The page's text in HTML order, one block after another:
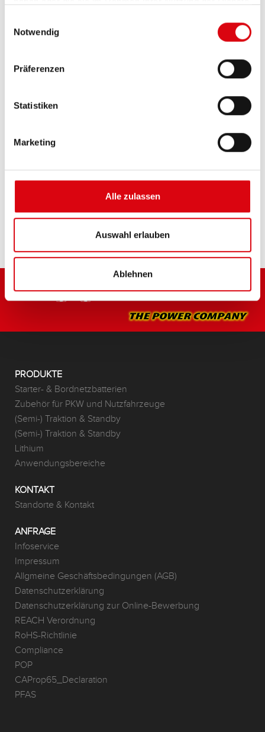
Notwendig
Präferenzen
Statistiken
Marketing
Alle zulassen
Auswahl erlauben
Ablehnen
AGM 710 01
Die besten und leistungsfähigsten Banner
Vorgaben führender europäischer KFZ-Hersteller.
Originalqualität zum Nachrüsten.
PRODUKTE
Starter- & Bordnetzbatterien
Zubehör für PKW und Nutzfahrzeuge
(Semi-) Traktion & Standby
(Semi-) Traktion & Standby
Lithium
Anwendungsbereiche
KONTAKT
Standorte & Kontakt
ANFRAGE
Infoservice
Impressum
Allgmeine Geschäftsbedingungen (AGB)
Datenschutzerklärung
Datenschutzerklärung zur Online-Bewerbung
REACH Verordnung
RoHS-Richtlinie
Compliance
POP
CAProp65_Declaration
PFAS